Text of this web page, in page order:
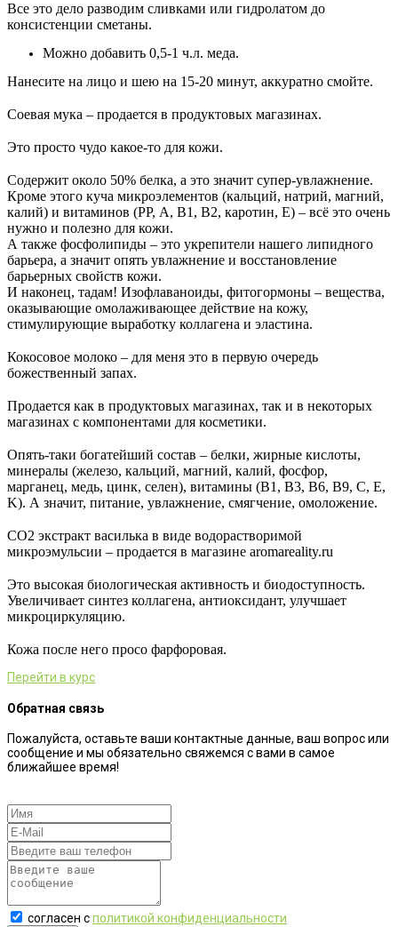
Все это дело разводим сливками или гидролатом до
консистенции сметаны.
Можно добавить 0,5-1 ч.л. меда.
Нанесите на лицо и шею на 15-20 минут, аккуратно смойте.
Соевая мука – продается в продуктовых магазинах.
Это просто чудо какое-то для кожи.
Содержит около 50% белка, а это значит супер-увлажнение.
Кроме этого куча микроэлементов (кальций, натрий, магний,
калий) и витаминов (РР, А, В1, В2, каротин, Е) – всё это очень
нужно и полезно для кожи.
А также фосфолипиды – это укрепители нашего липидного
барьера, а значит опять увлажнение и восстановление
барьерных свойств кожи.
И наконец, тадам! Изофлаваноиды, фитогормоны – вещества,
оказывающие омолаживающее действие на кожу,
стимулирующие выработку коллагена и эластина.
Кокосовое молоко – для меня это в первую очередь
божественный запах.
Продается как в продуктовых магазинах, так и в некоторых
магазинах с компонентами для косметики.
Опять-таки богатейший состав – белки, жирные кислоты,
минералы (железо, кальций, магний, калий, фосфор,
марганец, медь, цинк, селен), витамины (B1, B3, B6, B9, C, E,
K). А значит, питание, увлажнение, смягчение, омоложение.
СО2 экстракт василька в виде водорастворимой
микроэмульсии – продается в магазине aromareality.ru
Это высокая биологическая активность и биодоступность.
Увеличивает синтез коллагена, антиоксидант, улучшает
микроциркуляцию.
Кожа после него просо фарфоровая.
Перейти в курс
Обратная связь
Пожалуйста, оставьте ваши контактные данные, ваш вопрос или
сообщение и мы обязательно свяжемся с вами в самое
ближайшее время!
согласен сполитикой конфиденциальности